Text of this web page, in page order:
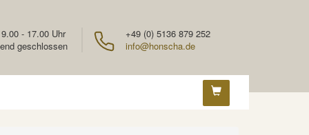
+49 (0) 5136 879 252
info@honscha.de
- 17.00 Uhr
geschlossen